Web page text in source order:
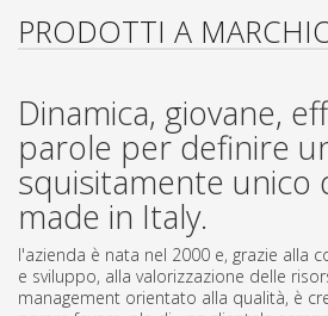
PRODOTTI A
Dinamica, giovane,
parole per definire
squisitamente unico
made in Italy.
l'azienda è nata nel 2000 e, grazie alla
e sviluppo, alla valorizzazione delle
management orientato alla qualità, è